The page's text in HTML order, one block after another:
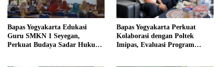
Bapas Yogyakarta Edukasi
Guru SMKN 1 Seyegan,
Perkuat Budaya Sadar Hukum
Bapas Yogyakarta Perkuat
Kolaborasi dengan Poltek
Imipas, Evaluasi Program